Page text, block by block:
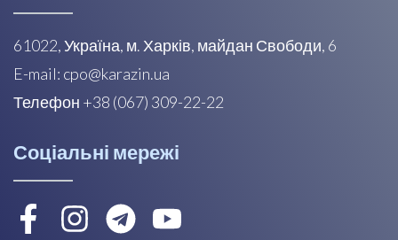
61022, Україна, м. Харків, майдан Свободи, 6
E-mail: cpo@karazin.ua
Телефон +38 (067) 309-22-22
Соціальні мережі